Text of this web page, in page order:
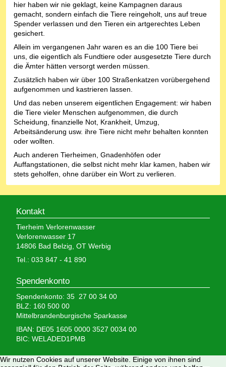
hier haben wir nie geklagt, keine Kampagnen daraus
gemacht, sondern einfach die Tiere reingeholt, uns auf treue
Spender verlassen und den Tieren ein artgerechtes Leben
gesichert.
Allein im vergangenen Jahr waren es an die 100 Tiere bei
uns, die eigentlich als Fundtiere oder ausgesetzte Tiere durch
die Ämter hätten versorgt werden müssen.
Zusätzlich haben wir über 100 Straßenkatzen vorübergehend
aufgenommen und kastrieren lassen.
Und das neben unserem eigentlichen Engagement: wir haben
die Tiere vieler Menschen aufgenommen, die durch
Scheidung, finanzielle Not, Krankheit, Umzug,
Arbeitsänderung usw. ihre Tiere nicht mehr behalten konnten
oder wollten.
Auch anderen Tierheimen, Gnadenhöfen oder
Auffangstationen, die selbst nicht mehr klar kamen, haben wir
stets geholfen, ohne darüber ein Wort zu verlieren.
Kontakt
Tierheim Verlorenwasser
Verlorenwasser 17
14806 Bad Belzig, OT Werbig
Tel.: 033 847 - 41 890
Spendenkonto
Spendenkonto: 35 27 00 34 00
BLZ: 160 500 00
Mittelbrandenburgische Sparkasse
IBAN: DE05 1605 0000 3527 0034 00
BIC: WELADED1PMB
Wir brauchen Ihre Hilfe,
Wir nutzen Cookies auf unserer Website. Einige von ihnen sind